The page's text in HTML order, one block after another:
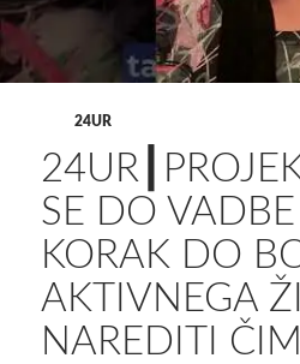
24UR
SE DO VADBE
KORAK DO
AKTIVNEGA
NAREDITI